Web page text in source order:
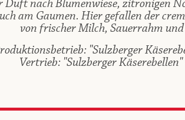
Duft nach Blumenwiese, zitronigen
am Gaumen. Hier gefallen der
von frischer Milch, Sauerrahm
"Sulzberger
Vertrieb: "Sulzberger